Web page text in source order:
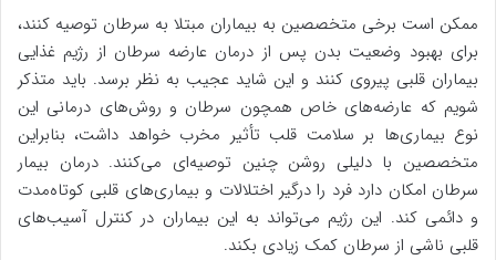
ممکن است برخی متخصصین به بیماران مبتلا به سرطان توصیه کنند،
برای بهبود وضعیت بدن پس از درمان عارضه سرطان از رژیم غذایی
بیماران قلبی پیروی کنند و این شاید عجیب به نظر برسد. باید متذکر
شویم که عارضه‌های خاص همچون سرطان و روش‌های درمانی این
نوع بیماری‌ها بر سلامت قلب تأثیر مخرب خواهد داشت، بنابراین
متخصصین با دلیلی روشن چنین توصیه‌ای می‌کنند. درمان بیمار
سرطان امکان دارد فرد را درگیر اختلالات و بیماری‌های قلبی کوتاه‌مدت
و دائمی کند. این رژیم می‌تواند به این بیماران در کنترل آسیب‌های
قلبی ناشی از سرطان کمک زیادی بکند.